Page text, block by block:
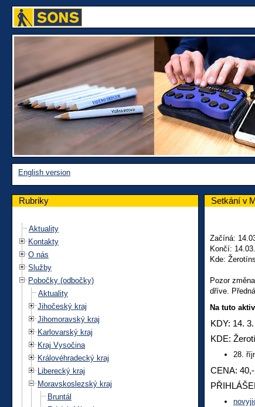
English version
Rubriky
Aktuality
Kontakty
O nás
Služby
Pobočky (odbočky)
Aktuality
Jihočeský kraj
Jihomoravský kraj
Karlovarský kraj
Kraj Vysočina
Královéhradecký kraj
Liberecký kraj
Moravskoslezský kraj
Bruntál
Setkání v
Začíná:
Končí:
Kde:
Pozor
dříve.
Na tuto
KDY: 14.
KDE:
28.
CENA: